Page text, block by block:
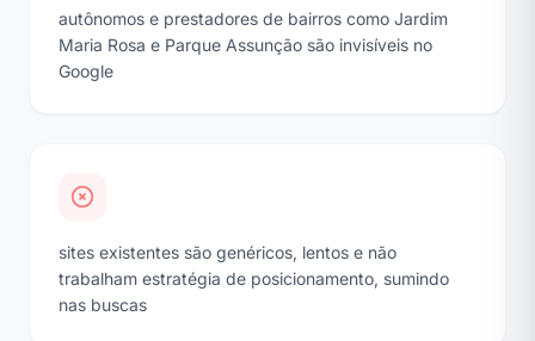
autônomos e prestadores de bairros como Jardim
Maria Rosa e Parque Assunção são invisíveis no
Google
sites existentes são genéricos, lentos e não
trabalham estratégia de posicionamento, sumindo
nas buscas